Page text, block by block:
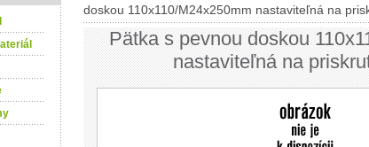
doskou 110x110/M24x250mm nastaviteľná na
Pätka s pevnou doskou
nastaviteľná na